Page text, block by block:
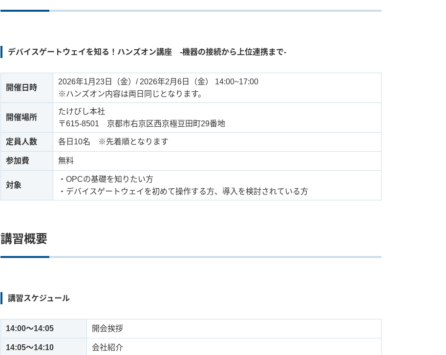
デバイスゲートウェイを知る！ハンズオン講座 -機器の接続から上位連携まで-
開催日時
2026年1月23日（金）/ 2026年2月6日（金）
14:00~17:00
※ハンズオン内容は両日同じとなります。
開催場所
たけびし本社
〒615-8501 京都市右京区西京極豆田町29番地
定員人数 各日10名 ※先着順となります
参加費 無料
対象
・OPCの基礎を知りたい方
・デバイスゲートウェイを初めて操作する方、導入を検討されている方
講習概要
講習スケジュール
14:00～14:05 開会挨拶
14:05～14:10 会社紹介